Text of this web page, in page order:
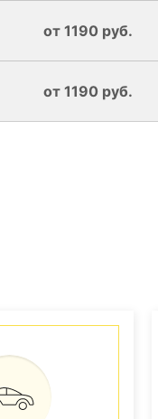
от 1190 руб.
от 1190 руб.